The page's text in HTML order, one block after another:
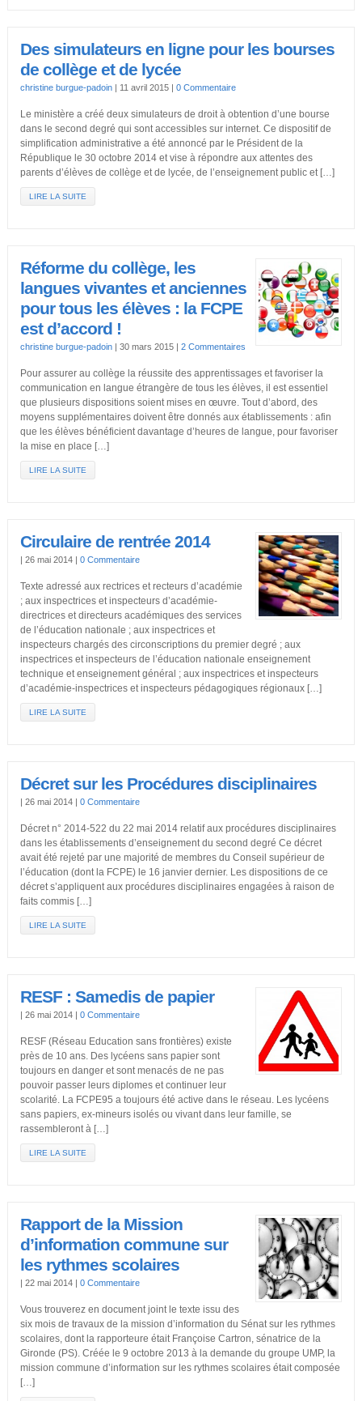
Des simulateurs en ligne pour les bourses
de collège et de lycée
christine burgue-padoin| 11 avril 2015 | 0 Commentaire
Le ministère a créé deux simulateurs de droit à obtention d’une bourse
dans le second degré qui sont accessibles sur internet. Ce dispositif de
simplification administrative a été annoncé par le Président de la
République le 30 octobre 2014 et vise à répondre aux attentes des
parents d’élèves de collège et de lycée, de l’enseignement public et […]
LIRE LA SUITE
Réforme du collège, les
langues vivantes et anciennes
pour tous les élèves : la FCPE
est d’accord !
christine burgue-padoin| 30 mars 2015 | 2 Commentaires
Pour assurer au collège la réussite des apprentissages et favoriser la
communication en langue étrangère de tous les élèves, il est essentiel
que plusieurs dispositions soient mises en œuvre. Tout d’abord, des
moyens supplémentaires doivent être donnés aux établissements : afin
que les élèves bénéficient davantage d’heures de langue, pour favoriser
la mise en place […]
LIRE LA SUITE
Circulaire de rentrée 2014
| 26 mai 2014 | 0 Commentaire
Texte adressé aux rectrices et recteurs d’académie
; aux inspectrices et inspecteurs d’académie-
directrices et directeurs académiques des services
de l’éducation nationale ; aux inspectrices et
inspecteurs chargés des circonscriptions du premier degré ; aux
inspectrices et inspecteurs de l’éducation nationale enseignement
technique et enseignement général ; aux inspectrices et inspecteurs
d’académie-inspectrices et inspecteurs pédagogiques régionaux […]
LIRE LA SUITE
Décret sur les Procédures disciplinaires
| 26 mai 2014 | 0 Commentaire
Décret n° 2014-522 du 22 mai 2014 relatif aux procédures disciplinaires
dans les établissements d’enseignement du second degré Ce décret
avait été rejeté par une majorité de membres du Conseil supérieur de
l’éducation (dont la FCPE) le 16 janvier dernier. Les dispositions de ce
décret s’appliquent aux procédures disciplinaires engagées à raison de
faits commis […]
LIRE LA SUITE
RESF : Samedis de papier
| 26 mai 2014 | 0 Commentaire
RESF (Réseau Education sans frontières) existe
près de 10 ans. Des lycéens sans papier sont
toujours en danger et sont menacés de ne pas
pouvoir passer leurs diplomes et continuer leur
scolarité. La FCPE95 a toujours été active dans le réseau. Les lycéens
sans papiers, ex-mineurs isolés ou vivant dans leur famille, se
rassembleront à […]
LIRE LA SUITE
Rapport de la Mission
d’information commune sur
les rythmes scolaires
| 22 mai 2014 | 0 Commentaire
Vous trouverez en document joint le texte issu des
six mois de travaux de la mission d’information du Sénat sur les rythmes
scolaires, dont la rapporteure était Françoise Cartron, sénatrice de la
Gironde (PS). Créée le 9 octobre 2013 à la demande du groupe UMP, la
mission commune d’information sur les rythmes scolaires était composée
[…]